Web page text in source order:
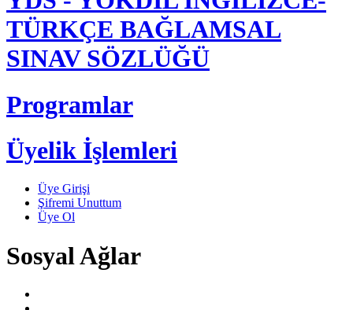
TÜRKÇE BAĞLAMSAL
SINAV SÖZLÜĞÜ
Programlar
Üyelik İşlemleri
Üye Girişi
Şifremi Unuttum
Üye Ol
Sosyal Ağlar